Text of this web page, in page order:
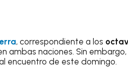
, correspondiente a los
ambas naciones. Sin
encuentro de este domingo.